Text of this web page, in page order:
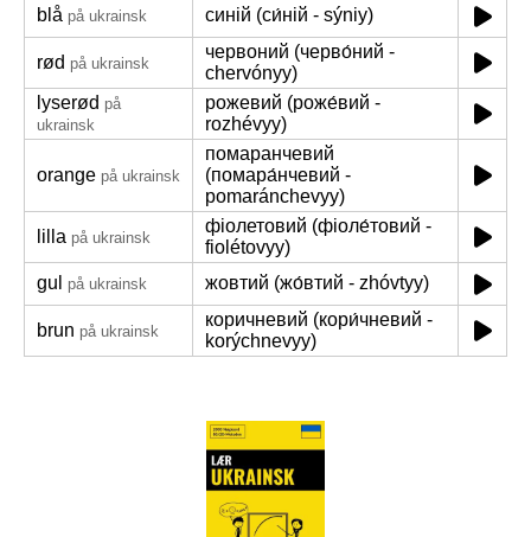
blå på ukrainsk синій (си́ній - sýniy)
rød på ukrainsk
червоний (черво́ний -
chervónyy)
lyserød på
ukrainsk
рожевий (роже́вий -
rozhévyy)
orange på ukrainsk
помаранчевий
(помара́нчевий -
pomaránchevyy)
lilla på ukrainsk
фіолетовий (фіоле́товий -
fiolétovyy)
gul
på ukrainsk жовтий (жо́втий - zhóvtyy)
brun på ukrainsk
коричневий (кори́чневий -
korýchnevyy)